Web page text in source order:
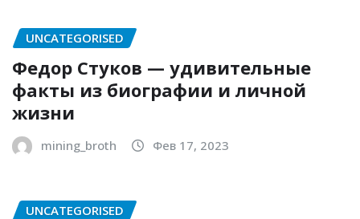
UNCATEGORISED
Федор Стуков — удивительные
факты из биографии и личной
жизни
mining_broth Фев 17, 2023
UNCATEGORISED